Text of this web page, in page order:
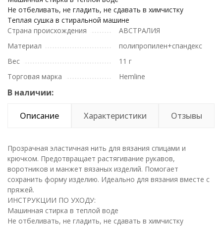
Не отбеливать, не гладить, не сдавать в химчистку
Теплая сушка в стиральной машине
Страна происхождения
АВСТРАЛИЯ
Материал
полипропилен+спандекс
Вес
11 г
Торговая марка
Hemline
В наличии:
Описание Характеристики Отзывы
Прозрачная эластичная нить для вязания спицами и
крючком. Предотвращает растягивание рукавов,
воротников и манжет вязаных изделий. Помогает
сохранить форму изделию. Идеально для вязания вместе с
пряжей.
ИНСТРУКЦИИ ПО УХОДУ:
Машинная стирка в теплой воде
Не отбеливать, не гладить, не сдавать в химчистку